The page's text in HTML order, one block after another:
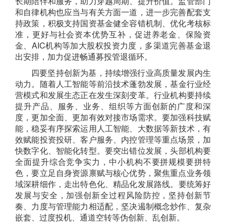
和自律机构也应当与有关方面一道，进一步完善配套支
持政策，积极支持国资基金健全容错机制、优化考核标
准，更好与社会资本优势互补，促进养老金、保险资
金、AIC机构等加大股权投资力度，多渠道完善基金退
出安排，加力促进畅通募投管退循环。
四要坚持创新为基，持续增强行业高质量发展内生
动力。 随着人工智能等前沿技术蓬勃发展，基金行业经
营模式和发展生态正在发生深刻变革。 行业机构要持续
提升产品、服务、业务、组织等方面创新的广度和深
度，更加全面、更加有效对接市场需求。要加强科技赋
能，稳妥有序探索运用人工智能、大数据等新技术，有
效赋能投资投研、客户服务、内控管理等重点场景，加
快数字化、智能化转型。 要突出错位发展 ，头部机构要
全面提升综合竞争实力，中小机构不要拼规模要拼特
色，要立足自身资源禀赋与核心优势，聚焦重点业务领
域深耕细作，走出特色化、精品化发展路线。 要统筹好
发展与安全 ，加强创新全过程风险防控，坚持创新节
奏、力度与管理能力相适配，坚决遏制概念炒作、复杂
嵌套、过度投机、通道空转等伪创新、乱创新。